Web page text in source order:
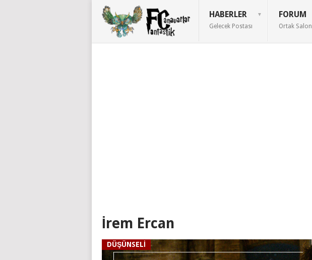
HABERLER
Gelecek Postası
FORUM
Ortak Salon
İrem Ercan
DÜŞÜNSELI